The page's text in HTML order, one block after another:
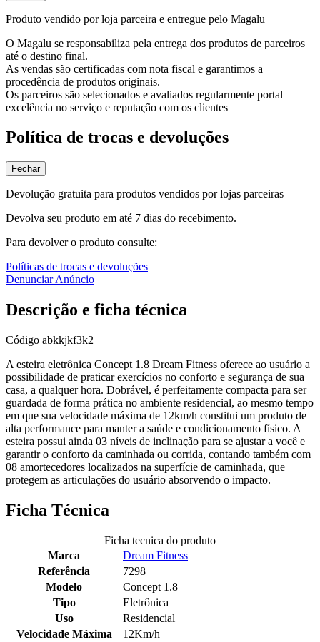
Produto vendido por loja parceira e entregue pelo Magalu
O Magalu se responsabiliza pela entrega dos produtos de parceiros
até o destino final.
As vendas são certificadas com nota fiscal e garantimos a
procedência de produtos originais.
Os parceiros são selecionados e avaliados regularmente portal
excelência no serviço e reputação com os clientes
Política de trocas e devoluções
Fechar
Devolução gratuita para produtos vendidos por lojas parceiras
Devolva seu produto em até 7 dias do recebimento.
Para devolver o produto consulte:
Políticas de trocas e devoluções
Denunciar Anúncio
Descrição e ficha técnica
Código abkkjkf3k2
A esteira eletrônica Concept 1.8 Dream Fitness oferece ao usuário a
possibilidade de praticar exercícios no conforto e segurança de sua
casa, a qualquer hora. Dobrável, é perfeitamente compacta para ser
guardada de forma prática no ambiente residencial, ao mesmo tempo
em que sua velocidade máxima de 12km/h constitui um produto de
alta performance para manter a saúde e condicionamento físico. A
esteira possui ainda 03 níveis de inclinação para se ajustar a você e
garantir o conforto da caminhada ou corrida, contando também com
08 amortecedores localizados na superfície de caminhada, que
protegem as articulações do usuário absorvendo o impacto.
Ficha Técnica
Ficha tecnica do produto
Marca
Dream Fitness
Referência
7298
Modelo
Concept 1.8
Tipo
Eletrônica
Uso
Residencial
Velocidade Máxima
12Km/h